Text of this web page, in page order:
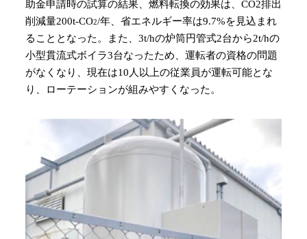
助金申請時の試算の結果、燃料転換の効果は、CO2排出
削減量200t-CO2/年、省エネルギー率は9.7%を見込まれ
ることとなった。また、3t/hの炉筒円管式2台から2t/hの
小型貫流式ボイラ3台なったため、運転者の資格の問題
がなくなり、現在は10人以上の従業員が運転可能とな
り、ローテーションが組みやすくなった。